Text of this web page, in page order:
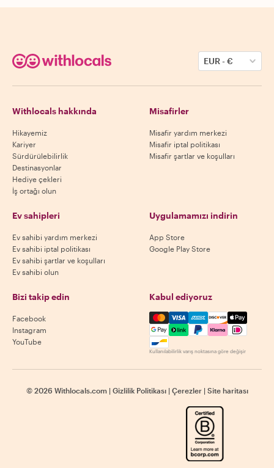
EUR-€
Withlocals hakkında
Hikayemiz
Kariyer
Sürdürülebilirlik
Destinasyonlar
Hediye çekleri
İş ortağı olun
Misafirler
Misafir yardım merkezi
Misafir iptal politikası
Misafir şartlar ve koşulları
Ev sahipleri
Ev sahibi yardım merkezi
Ev sahibi iptal politikası
Ev sahibi şartlar ve koşulları
Ev sahibi olun
Uygulamamızı indirin
App Store
Google Play Store
Bizi takip edin
Facebook
Instagram
YouTube
Kabul ediyoruz
Mastercard, Visa, Amex,
Kullanılabilirlik varış noktasına göre değişir
© 2026 Withlocals.com | Gizlilik Politikası | Çerezler | Site haritası